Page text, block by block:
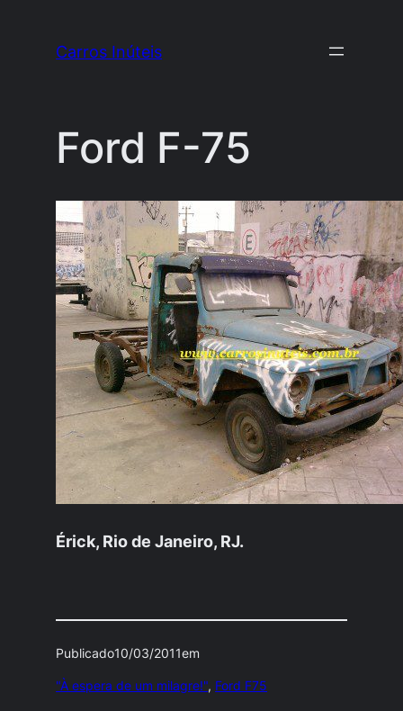
Carros Inúteis
Ford F-75
Érick, Rio de Janeiro, RJ.
Publicado10/03/2011em
"À espera de um milagre!", Ford F75